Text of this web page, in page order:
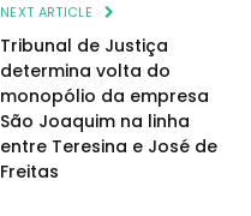
NEXT ARTICLE
Tribunal de Justiça
determina volta do
monopólio da empresa
São Joaquim na linha
entre Teresina e José de
Freitas